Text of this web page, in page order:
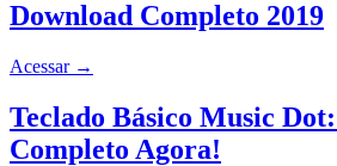
Download Completo 2019
Acessar →
Teclado Básico Music
Completo Agora!